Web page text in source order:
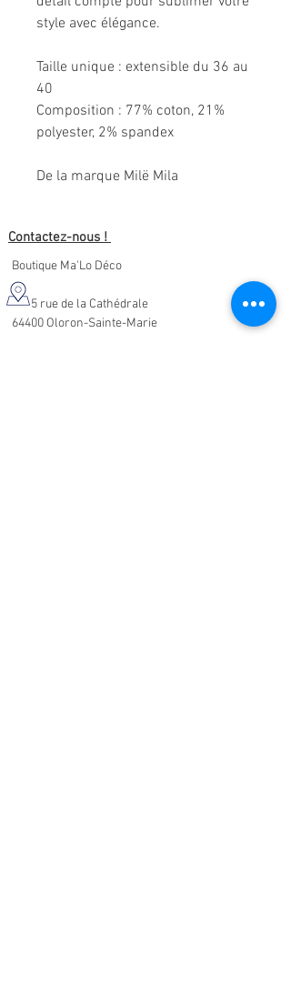
style avec élégance.
Taille unique : extensible du 36 au
40
Composition : 77% coton, 21%
polyester, 2% spandex
De la marque Milë Mila
Contactez-nous !
Boutique Ma'Lo Déco
5 rue de la Cathédrale
64400 Oloron-Sainte-Marie